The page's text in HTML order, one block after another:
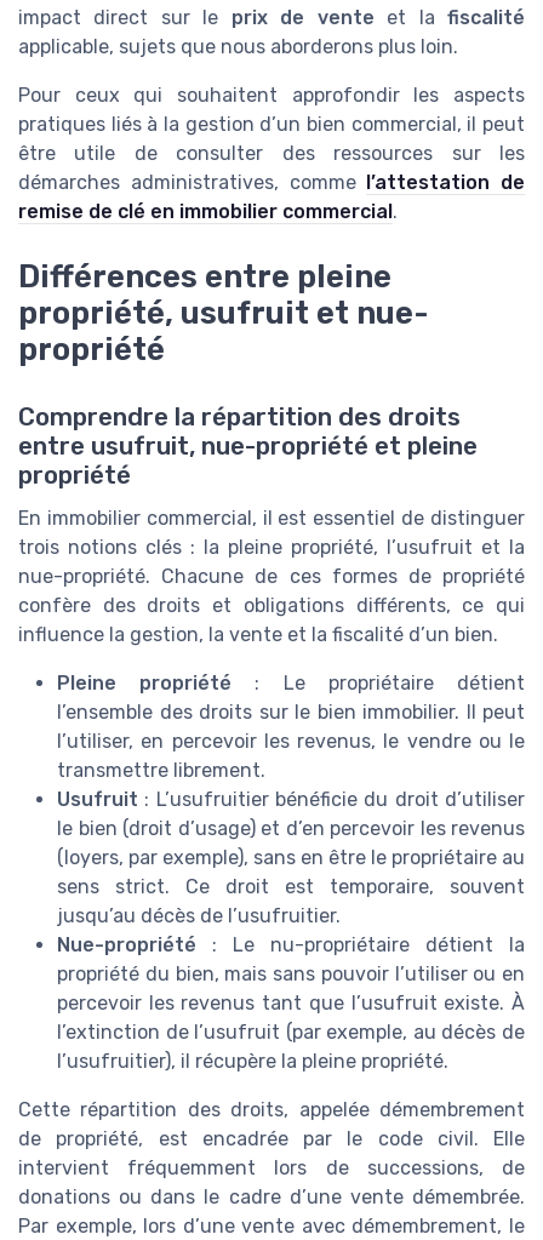
impact direct sur le prix de vente et lafiscalité
applicable, sujets que nous aborderons plus loin.
Pour ceux qui souhaitent approfondir les aspects
pratiques liés à la gestion d’un bien commercial, il peut
être utile de consulter des ressources sur les
démarches administratives, comme l’attestation de
remise de clé en immobilier commercial.
Différences entre pleine
propriété, usufruit et nue-
propriété
Comprendre la répartition des droits
entre usufruit, nue-propriété et pleine
propriété
En immobilier commercial, il est essentiel de distinguer
trois notions clés : la pleine propriété, l’usufruit et la
nue-propriété. Chacune de ces formes de propriété
confère des droits et obligations différents, ce qui
influence la gestion, la vente et la fiscalité d’un bien.
Pleine propriété : Le propriétaire détient
l’ensemble des droits sur le bien immobilier. Il peut
l’utiliser, en percevoir les revenus, le vendre ou le
transmettre librement.
Usufruit : L’usufruitier bénéficie du droit d’utiliser
le bien (droit d’usage) et d’en percevoir les revenus
(loyers, par exemple), sans en être le propriétaire au
sens strict. Ce droit est temporaire, souvent
jusqu’au décès de l’usufruitier.
Nue-propriété : Le nu-propriétaire détient la
propriété du bien, mais sans pouvoir l’utiliser ou en
percevoir les revenus tant que l’usufruit existe. À
l’extinction de l’usufruit (par exemple, au décès de
l’usufruitier), il récupère la pleine propriété.
Cette répartition des droits, appelée démembrement
de propriété, est encadrée par le code civil. Elle
intervient fréquemment lors de successions, de
donations ou dans le cadre d’une vente démembrée.
Par exemple, lors d’une vente avec démembrement, le